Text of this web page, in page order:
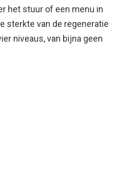
het stuur of een menu in
sterkte van de regeneratie
niveaus, van bijna geen